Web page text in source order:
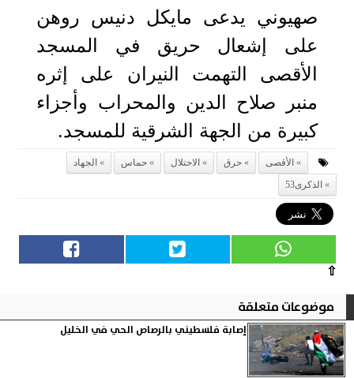
صهيوني يدعى مايكل دنيس روهن
على إشعال حريق في المسجد
الأقصى التهمت النيران على إثره
منبر صلاح الدين والمحراب وأجزاء
كبيرة من الجهة الشرقية للمسجد.
الأقصى حرق الاحتلال حماس
الجهاد
الذكرى53
⇧
موضوعات متعلقة
إصابة فلسطيني بالرصاص الحي في الخليل